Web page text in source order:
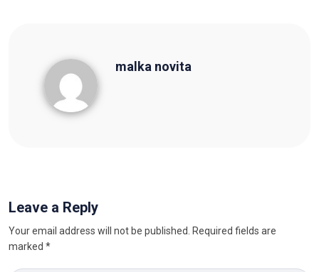
malka novita
Leave a Reply
Your email address will not be published.
Required fields are
marked *